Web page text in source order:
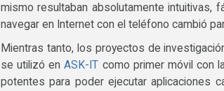
mismo resultaban absolutamente intuitivas,
navegar en Internet con el teléfono cambió
Mientras tanto, los proyectos de
se utilizó enASK-IT como primer móvil con
potentes para poder ejecutar aplicaciones